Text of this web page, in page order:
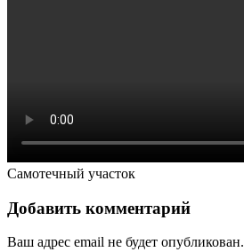
Самотечный участок
Добавить комментарий
Ваш адрес email не будет опубликован.